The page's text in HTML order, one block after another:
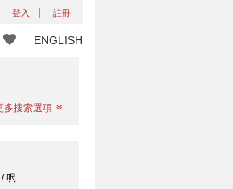
登入 註冊
ENGLISH
多搜索選項
呎